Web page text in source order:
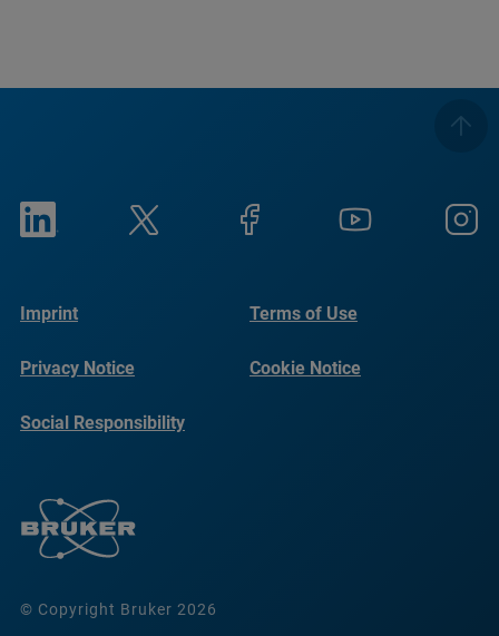
© Copyright Bruker 2026
Imprint Terms of Use
Privacy Notice Cookie Notice
Social Responsibility